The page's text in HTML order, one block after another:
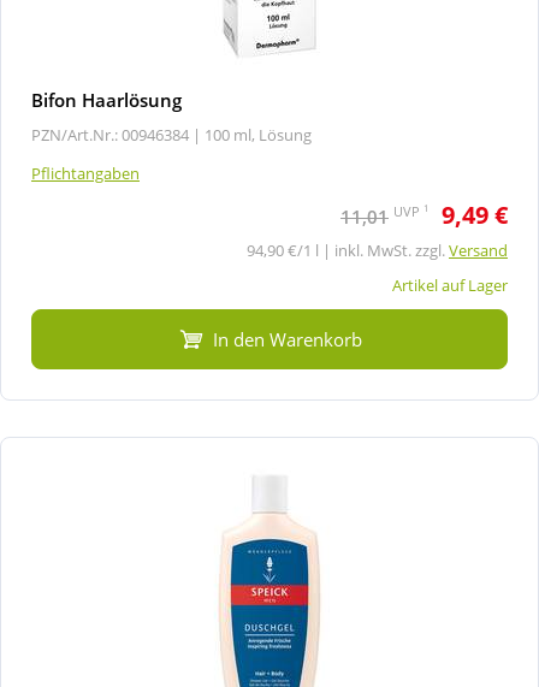
Bifon Haarlösung
PZN/Art.Nr.: 00946384 | 100 ml, Lösung
Pflichtangaben
11,01 UVP 1 9,49 €
94,90 €/1 l | inkl. MwSt. zzgl.Versand
Artikel auf Lager
In den Warenkorb